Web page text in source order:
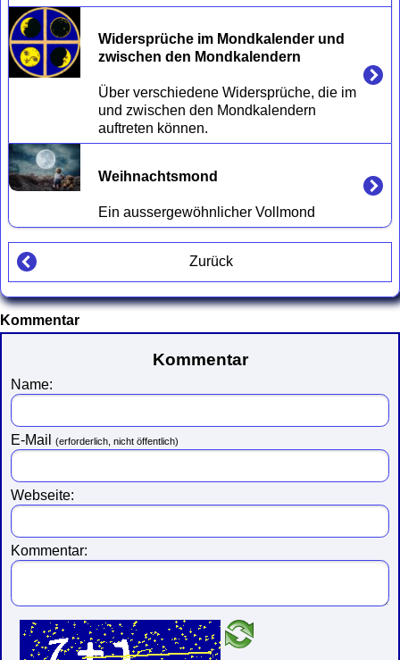
Widersprüche im Mondkalender und
zwischen den Mondkalendern
Über verschiedene Widersprüche, die im
und zwischen den Mondkalendern
Weihnachtsmond
Zurück
Kommentar
Kommentar
Name:
E-Mail (erforderlich, nicht öffentlich)
Webseite:
Kommentar: